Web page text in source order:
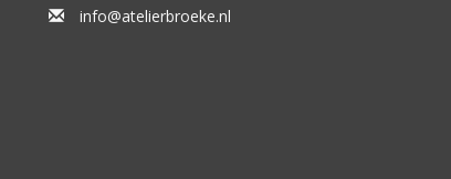
info@atelierbroeke.nl